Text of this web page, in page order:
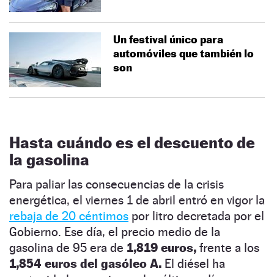
Un festival único para
automóviles que también lo
son
Hasta cuándo es el descuento de
la gasolina
Para paliar las consecuencias de la crisis
energética, el viernes 1 de abril entró en vigor la
rebaja de 20 céntimos por litro decretada por el
Gobierno. Ese día, el precio medio de la
gasolina de 95 era de 1,819 euros, frente a los
1,854 euros del gasóleo A. El diésel ha